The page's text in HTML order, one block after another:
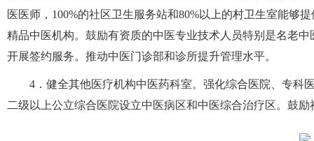
医医师，100%的社区卫生服务站和80%以上的村卫生室能够
精品中医机构。鼓励有资质的中医专业技术人员特别是名老
开展签约服务。推动中医门诊部和诊所提升管理水平。
4．健全其他医疗机构中医药科室。强化综合医院、专科
二级以上公立综合医院设立中医病区和中医综合治疗区。鼓